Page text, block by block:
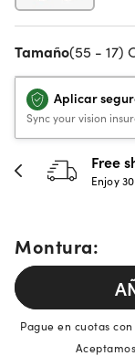
Tamaño(55 - 17)
Aplicar
Sync your vision
Free
Enjoy
Montura:
Pague en cuotas